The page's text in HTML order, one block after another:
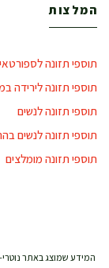
המלצות
תוספי תזונה
תוספי תזונה לירידה
תוספי תזונה לנשים
תוספי תזונה לנשים
תוספי תזונה מומלצים
המידע שמוצג באתר נוטרי-